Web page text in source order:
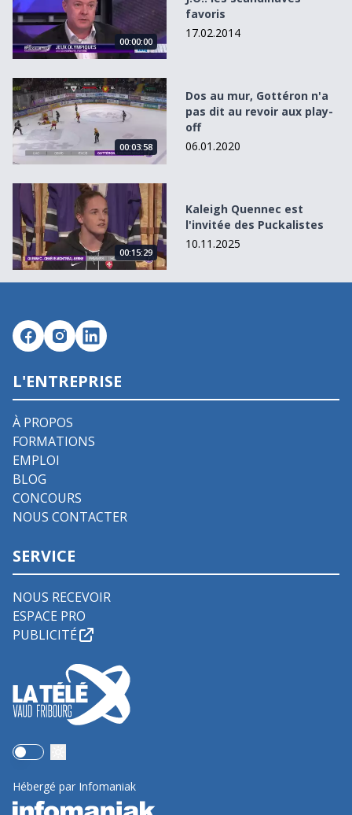
00:00:00
favoris
17.02.2014
Dos au mur, Gottéron n&#039;a pas dit au revoir aux
00:03:58
Dos au mur, Gottéron n'a
pas dit au revoir aux play-
off
06.01.2020
Kaleigh Quennec est l&#039;invitée des Puckalistes
00:15:29
Kaleigh Quennec est
l'invitée des Puckalistes
10.11.2025
L'ENTREPRISE
À PROPOS
FORMATIONS
EMPLOI
BLOG
CONCOURS
NOUS CONTACTER
SERVICE
NOUS RECEVOIR
ESPACE PRO
PUBLICITÉ
Use setting
Hébergé par Infomaniak